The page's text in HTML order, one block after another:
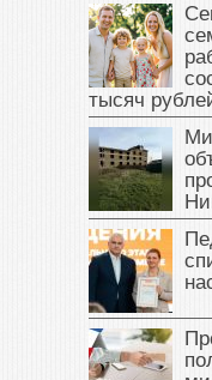
тысяч